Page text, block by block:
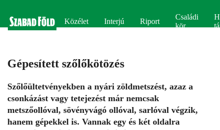
Közélet Interjú Riport
Családi
kör
Gépesített szőlőkötözés
Szőlőültetvényekben a nyári zöldmetszést, azaz a
csonkázást vagy tetejezést már nemcsak
metszőollóval, sövényvágó ollóval, sarlóval végzik,
hanem gépekkel is. Vannak egy és két oldalra